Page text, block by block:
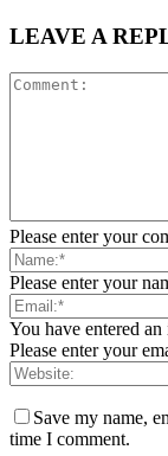
LEAVE A
Please enter your
Please enter your
You have entered
Please enter your
Save my name,
time I comment.